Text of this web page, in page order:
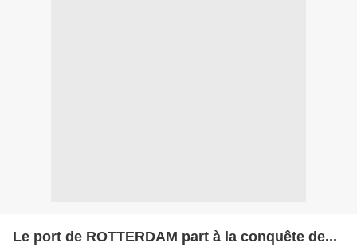
Le port de ROTTERDAM part à la conquête de...